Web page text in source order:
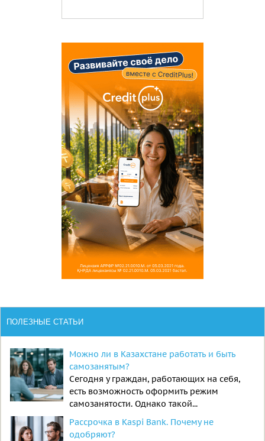
ПОЛЕЗНЫЕ СТАТЬИ
Можно ли в Казахстане работать и быть
самозанятым?
Сегодня у граждан, работающих на себя,
есть возможность оформить режим
самозанятости. Однако такой...
Рассрочка в Kaspi Bank. Почему не
одобряют?